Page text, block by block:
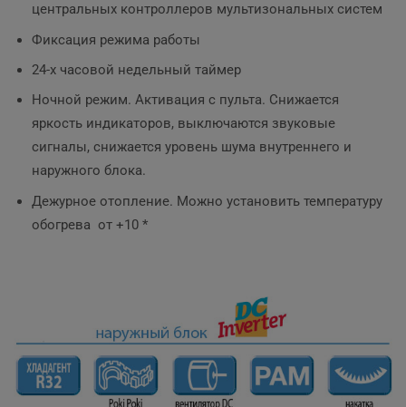
центральных контроллеров мультизональных систем
Фиксация режима работы
24-х часовой недельный таймер
Ночной режим. Активация с пульта. Снижается
яркость индикаторов, выключаются звуковые
сигналы, снижается уровень шума внутреннего и
наружного блока.
Дежурное отопление. Можно установить температуру
обогрева от +10 *